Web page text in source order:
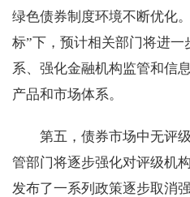
绿色债券制度环境不断优化
标”下，预计相关部门将进
系、强化金融机构监管和信
产品和市场体系。
第五，债券市场中无评
管部门将逐步强化对评级机
发布了一系列政策逐步取消